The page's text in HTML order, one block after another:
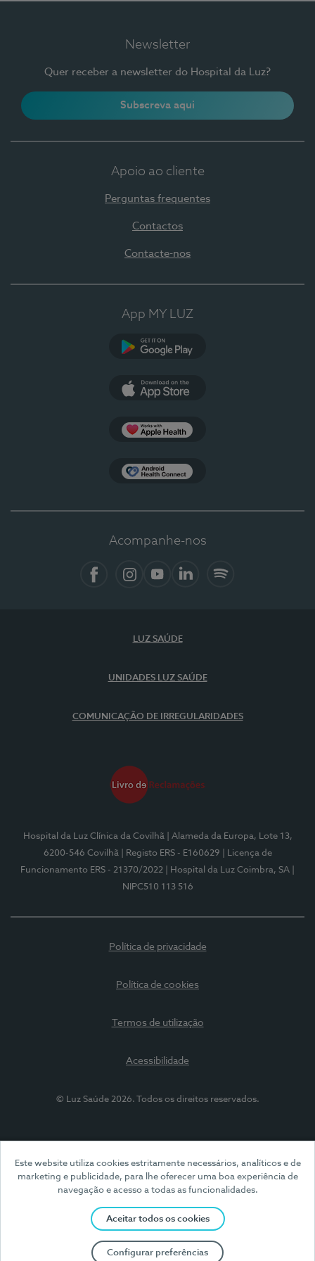
Este website utiliza cookies estritamente necessários, analíticos e de
marketing e publicidade, para lhe oferecer uma boa experiência de
navegação e acesso a todas as funcionalidades.
Aceitar todos os cookies
Configurar preferências
Newsletter
Quer receber a newsletter do Hospital da Luz?
Subscreva aqui
Apoio ao cliente
Perguntas frequentes
Contactos
Contacte-nos
App MY LUZ
Acompanhe-nos
LUZ SAÚDE
UNIDADES LUZ SAÚDE
COMUNICAÇÃO DE IRREGULARIDADES
Hospital da Luz Clínica da Covilhã
| Alameda da Europa, Lote 13,
6200-546 Covilhã
| Registo ERS - E160629
| Licença de
Funcionamento ERS - 21370/2022
| Hospital da Luz Coimbra, SA
NIPC510 113 516
Política de privacidade
Política de cookies
Termos de utilização
Acessibilidade
© Luz Saúde 2026. Todos os direitos reservados.